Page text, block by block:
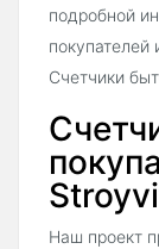
подробной
покупателей
Счетчики
Наш проект